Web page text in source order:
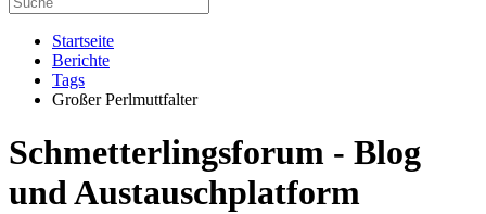
Startseite
Berichte
Tags
Großer Perlmuttfalter
Schmetterlingsforum - Blog
und Austauschplatform